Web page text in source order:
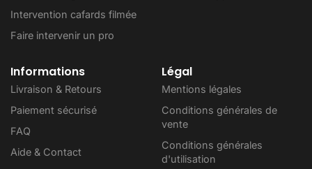
Intervention cafards filmée
Faire intervenir un pro
Informations
Livraison & Retours
Paiement sécurisé
FAQ
Aide & Contact
Légal
Mentions légales
Conditions générales de
vente
Conditions générales
d'utilisation